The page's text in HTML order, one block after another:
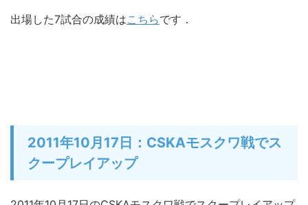
出場した7試合の成績はこちらです．
2011年10月17日：CSKAモスクワ戦でス
クープレイアップ